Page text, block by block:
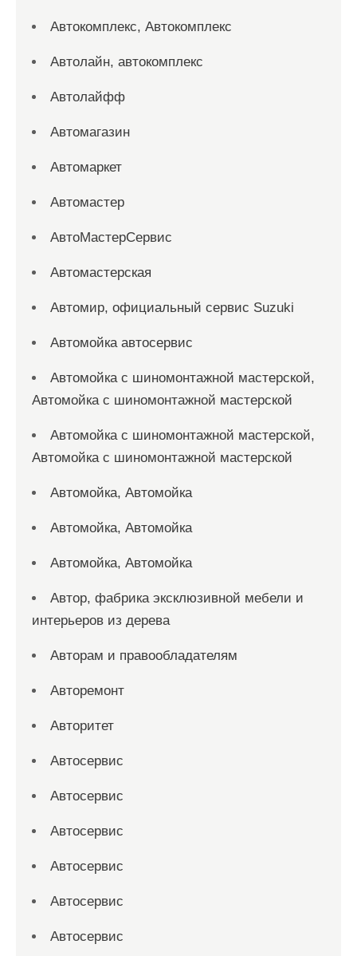
Автокомплекс, Автокомплекс
Автолайн, автокомплекс
Автолайфф
Автомагазин
Автомаркет
Автомастер
АвтоМастерСервис
Автомастерская
Автомир, официальный сервис Suzuki
Автомойка автосервис
Автомойка с шиномонтажной мастерской,
Автомойка с шиномонтажной мастерской
Автомойка с шиномонтажной мастерской,
Автомойка с шиномонтажной мастерской
Автомойка, Автомойка
Автомойка, Автомойка
Автомойка, Автомойка
Автор, фабрика эксклюзивной мебели и
интерьеров из дерева
Авторам и правообладателям
Авторемонт
Авторитет
Автосервис
Автосервис
Автосервис
Автосервис
Автосервис
Автосервис